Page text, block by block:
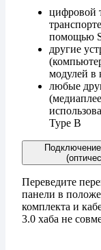
цифровой
помощью
другие
модулей в
любые
Type B
Переведите
панели в
комплекта и
3.0 хаба не